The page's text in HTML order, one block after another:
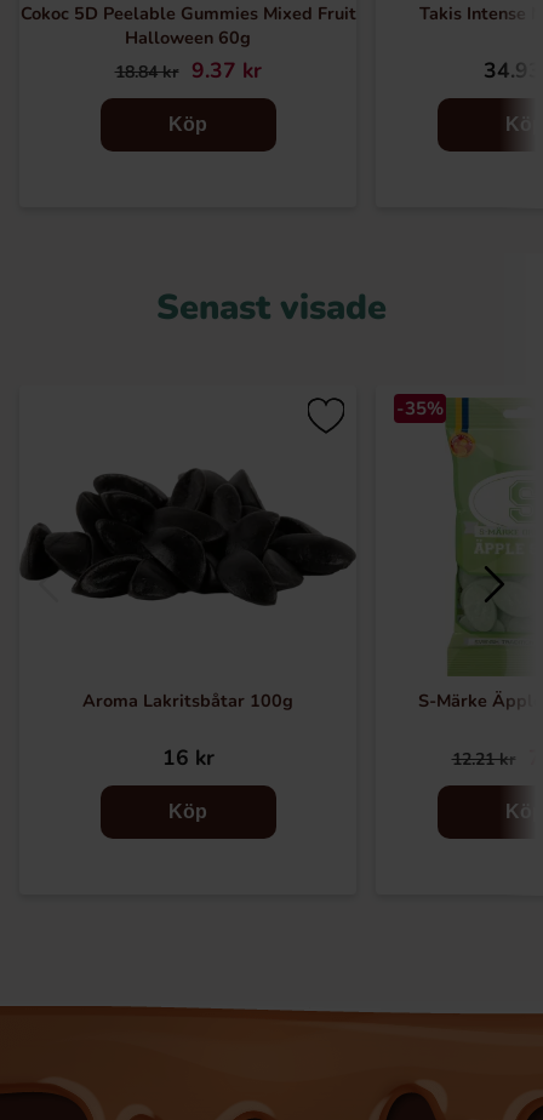
Cokoc 5D Peelable Gummies Mixed Fruit
Halloween 60g
18.84 kr 9.37 kr
Köp
Takis Intense
Köp
Senast visade
Aroma Lakritsbåtar 100g
16 kr
Köp
-35%
S-Märke
12.21 kr
Köp